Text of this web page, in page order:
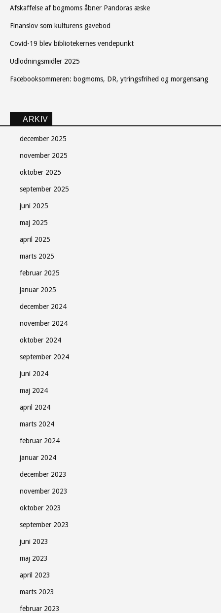
Afskaffelse af bogmoms åbner Pandoras æske
Finanslov som kulturens gavebod
Covid-19 blev bibliotekernes vendepunkt
Udlodningsmidler 2025
Facebooksommeren: bogmoms, DR, ytringsfrihed og morgensang
ARKIV
december 2025
november 2025
oktober 2025
september 2025
juni 2025
maj 2025
april 2025
marts 2025
februar 2025
januar 2025
december 2024
november 2024
oktober 2024
september 2024
juni 2024
maj 2024
april 2024
marts 2024
februar 2024
januar 2024
december 2023
november 2023
oktober 2023
september 2023
juni 2023
maj 2023
april 2023
marts 2023
februar 2023